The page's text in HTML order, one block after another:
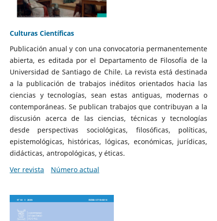
Culturas Científicas
Publicación anual y con una convocatoria permanentemente
abierta, es editada por el Departamento de Filosofía de la
Universidad de Santiago de Chile. La revista está destinada
a la publicación de trabajos inéditos orientados hacia las
ciencias y tecnologías, sean estas antiguas, modernas o
contemporáneas. Se publican trabajos que contribuyan a la
discusión acerca de las ciencias, técnicas y tecnologías
desde perspectivas sociológicas, filosóficas, políticas,
epistemológicas, históricas, lógicas, económicas, jurídicas,
didácticas, antropológicas, y éticas.
Ver revista
Número actual